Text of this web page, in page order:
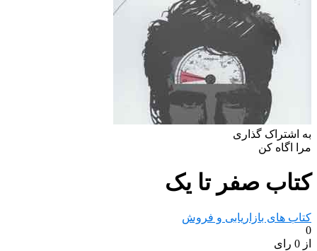
به اشتراک گذاری
مرا اگاه کن
کتاب صفر تا یک
کتاب های بازاریابی و فروش
0
از 0 رای